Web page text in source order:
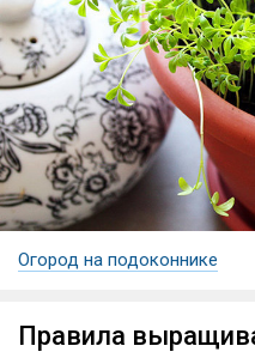
Огород на подоконнике
Правила